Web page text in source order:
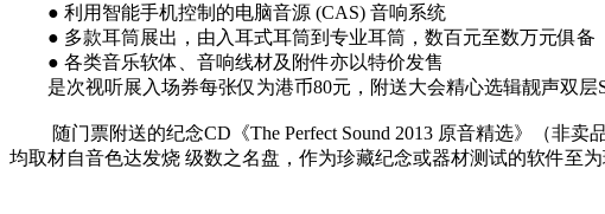
● 利用智能手机控制的电脑音源 (CAS) 音响系统
● 多款耳筒展出，由入耳式耳筒到专业耳筒，数百元至数万元俱备
● 各类音乐软体、音响线材及附件亦以特价发售
是次视听展入场券每张仅为港币80元，附送大会精心选辑靓声双层
随门票附送的纪念CD《The Perfect Sound 2013 原音精选》（非卖
均取材自音色达发烧 级数之名盘，作为珍藏纪念或器材测试的软件至为